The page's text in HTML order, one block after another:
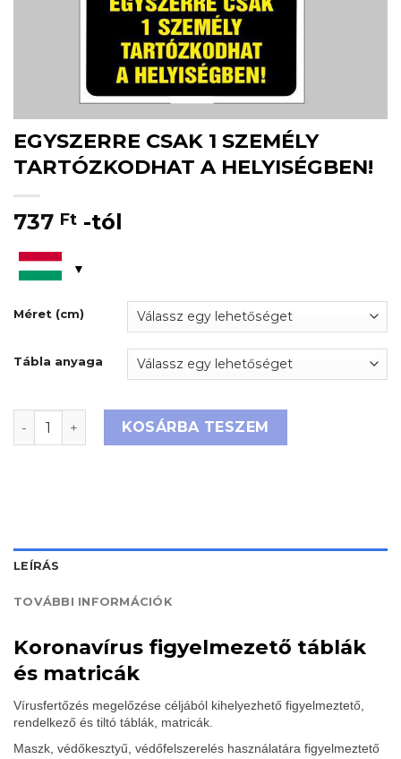
EGYSZERRE CSAK 1 SZEMÉLY
TARTÓZKODHAT A HELYISÉGBEN!
737 Ft -tól
Méret (cm)
Tábla anyaga
EGYSZERRE CSAK 1 SZEMÉLY TARTÓZKODHAT A
KOSÁRBA TESZEM
LEÍRÁS
TOVÁBBI INFORMÁCIÓK
Koronavírus figyelmezető táblák
és matricák
Vírusfertőzés megelőzése céljából kihelyezhető figyelmeztető,
rendelkező és tiltó táblák, matricák.
Maszk, védőkesztyű, védőfelszerelés használatára figyelmeztető